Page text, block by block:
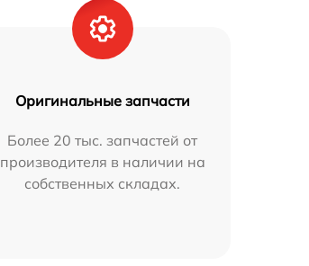
Оригинальные запчасти
Более 20 тыс. запчастей от
производителя в наличии на
собственных складах.